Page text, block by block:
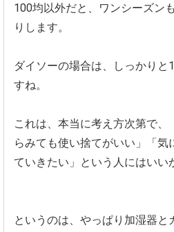
100均以外だと、ワンシーズン
りします。
ダイソーの場合は、しっかりと
すね。
これは、本当に考え方次第で
らみても使い捨てがいい」「気
ていきたい」という人にはいい
というのは、やっぱり加湿器と